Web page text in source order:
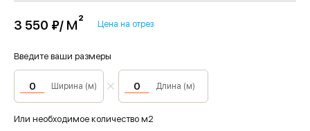
3 550 ₽/ м² Цена на отрез
Введите ваши размеры
Ширина (м) Длина (м)
Или необходимое количество м2